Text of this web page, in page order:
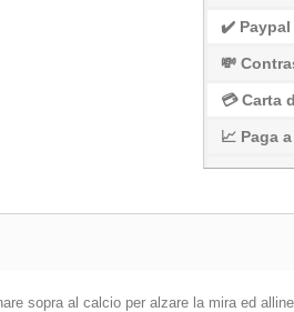
✔️ Paypal
💸
💳 Carta
📈 Paga
sopra al calcio per alzare la mira ed